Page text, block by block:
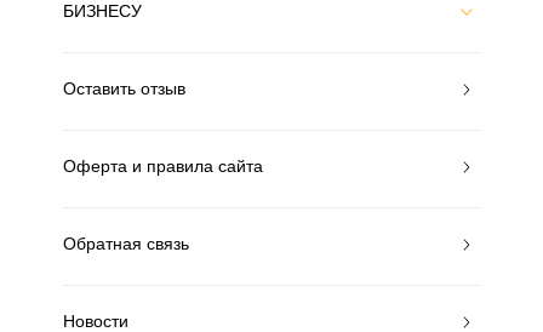
БИЗНЕСУ
Оставить отзыв
Оферта и правила сайта
Обратная связь
Новости